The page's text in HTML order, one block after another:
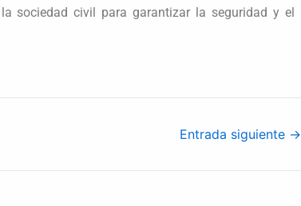
sociedad civil para garantizar la seguridad y el
Entrada siguiente →